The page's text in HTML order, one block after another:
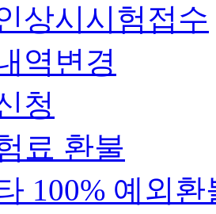
상시시험접수
역변경
청
료 환불
100% 예외환